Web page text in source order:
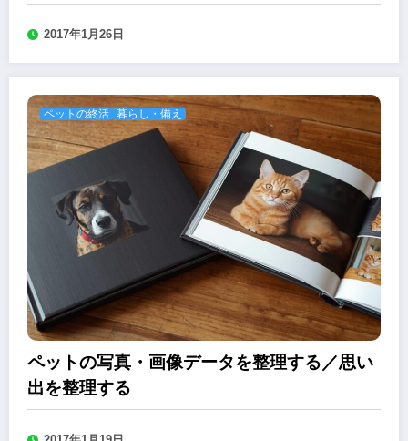
2017年1月26日
ペットの終活 暮らし・備え
ペットの写真・画像データを整理する／思い
出を整理する